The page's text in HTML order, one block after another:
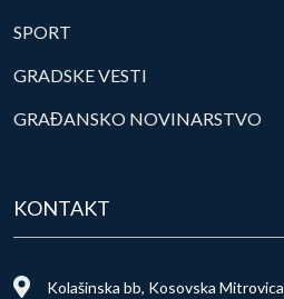
SPORT
GRADSKE VESTI
GRAĐANSKO NOVINARSTVO
KONTAKT
Kolašinska bb, Kosovska Mitrovica